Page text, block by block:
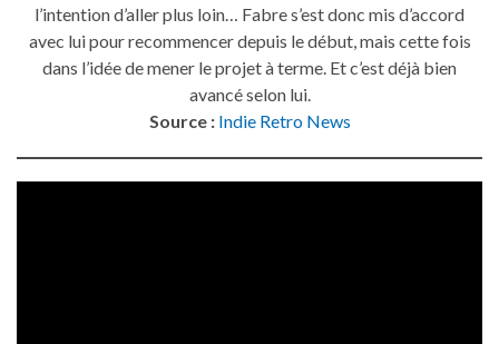
l’intention d’aller plus loin… Fabre s’est donc mis d’accord
avec lui pour recommencer depuis le début, mais cette fois
dans l’idée de mener le projet à terme. Et c’est déjà bien
avancé selon lui.
Source : Indie Retro News